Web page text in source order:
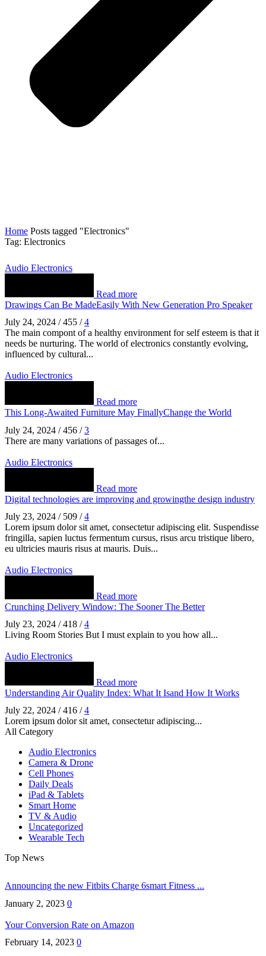
Home Posts tagged "Electronics"
Tag: Electronics
Audio Electronics
Read more
Drawings Can Be MadeEasily With New Generation Pro Speaker
July 24, 2024 / 455 / 4
The main compont of a healthy environment for self esteem is that it
needs be nurturing. The world of electronics constantly evolving,
influenced by cultural...
Audio Electronics
Read more
This Long-Awaited Furniture May FinallyChange the World
July 24, 2024 / 456 / 3
There are many variations of passages of...
Audio Electronics
Read more
Digital technologies are improving and growingthe design industry
July 23, 2024 / 509 / 4
Lorem ipsum dolor sit amet, consectetur adipiscing elit. Suspendisse
fringilla, sapien luctus fermentum cursus, risus arcu tristique libero,
eu ultricies mauris risus at mauris. Duis...
Audio Electronics
Read more
Crunching Delivery Window: The Sooner The Better
July 23, 2024 / 418 / 4
Living Room Stories But I must explain to you how all...
Audio Electronics
Read more
Understanding Air Quality Index: What It Isand How It Works
July 22, 2024 / 416 / 4
Lorem ipsum dolor sit amet, consectetur adipiscing...
All Category
Audio Electronics
Camera & Drone
Cell Phones
Daily Deals
iPad & Tablets
Smart Home
TV & Audio
Uncategorized
Wearable Tech
Top News
Announcing the new Fitbits Charge 6smart Fitness ...
January 2, 2023 0
Your Conversion Rate on Amazon
February 14, 2023 0